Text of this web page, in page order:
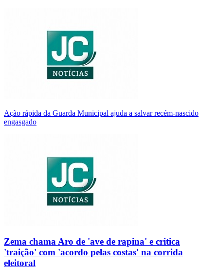
Ação rápida da Guarda Municipal ajuda a salvar recém-nascido
engasgado
Zema chama Aro de 'ave de rapina' e critica
'traição' com 'acordo pelas costas' na corrida
eleitoral